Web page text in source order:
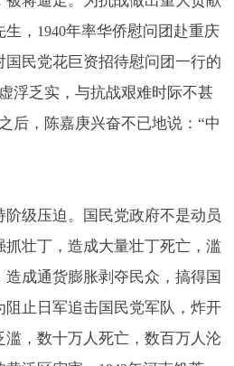
， 1940年率华侨慰问团赴重庆
民党花巨资招待慰问团一行的
浮乏实，与抗战艰难时际不甚
后，陈嘉庚兴奋不已地说：“中
级压迫。国民党政府不是动员
抓壮丁，造成大量壮丁死亡，滥
成通货膨胀剥夺民众，搞得国
止日军追击国民党军队，炸开
，数十万人死亡，数百万人沦